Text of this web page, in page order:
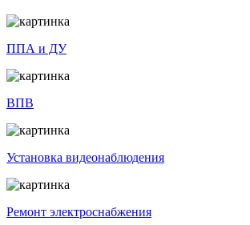
ППА и ДУ
ВПВ
Установка видеонаблюдения
Ремонт электроснабжения